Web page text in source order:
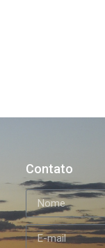
Contato